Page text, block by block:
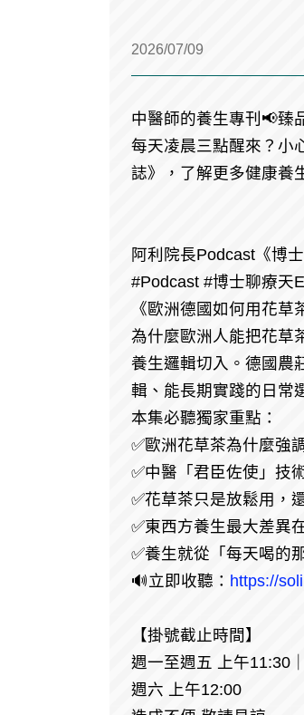
2026/07/09
中醫師的養生專刊📢臻
每天凌晨三點醒來？小
誌》，了解更多健康養
阿利院長Podcast《博
#Podcast #博士聊療天
《歐洲德國如何用花
為什麼歐洲人能把花草
養生邏輯切入。德國農
輯、能長期實踐的日常
本集必聽獨家重點：
✅歐洲花草茶為什麼強
✅中醫「君臣佐使」技
✅花草茶只是放鬆用，
✅東西方養生最大差異
✅養生就從「每天喝的
🔊立即收聽： https://
【掛號截止時間】
週一至週五 上午11:30
週六 上午12:00